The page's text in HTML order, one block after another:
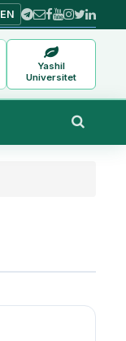
EN
Yashil
Universitet